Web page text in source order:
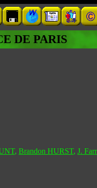
DE PARIS
, Brandon HURST, J.